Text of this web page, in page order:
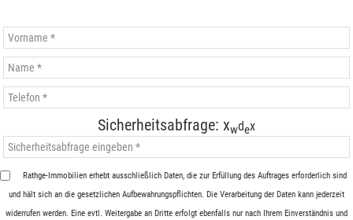
Sicherheitsabfrage: xwdex
Rathge-Immobilien erhebt ausschließlich Daten, die zur Erfüllung des Auftrages erforderlich sind
und hält sich an die gesetzlichen Aufbewahrungspflichten. Die Verarbeitung der Daten kann jederzeit
widerrufen werden. Eine evtl. Weitergabe an Dritte erfolgt ebenfalls nur nach Ihrem Einverständnis und